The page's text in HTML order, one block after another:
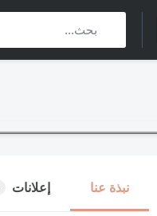
نبذة عنا إعلانات